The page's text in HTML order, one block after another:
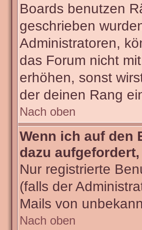
Boards benutzen
geschrieben
Administratoren,
das Forum nicht
erhöhen, sonst
der deinen Rang
Nach oben
Wenn ich auf den
dazu
Nur registrierte
(falls der
Mails von
Nach oben